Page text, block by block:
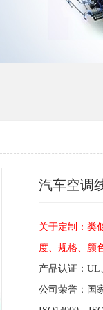
汽车空调
关于定制：类
度、规格、颜
产品认证：UL
公司荣誉：国